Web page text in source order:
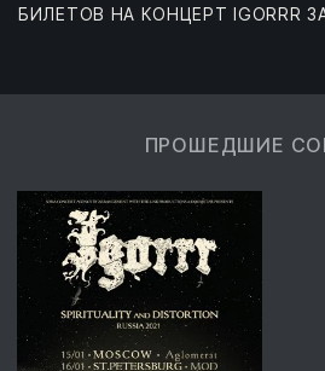
БИЛЕТОВ НА КОНЦЕРТ IGORRR
ПРОШЕДШИЕ